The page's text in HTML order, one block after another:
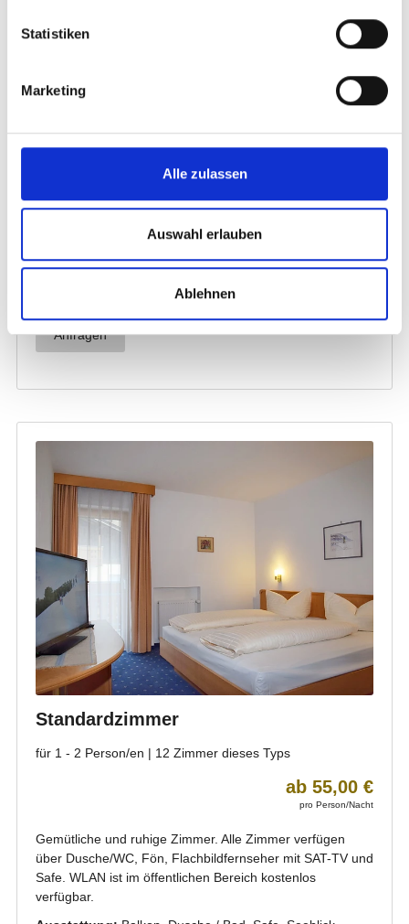
Statistiken
Marketing
Alle zulassen
Auswahl erlauben
Ablehnen